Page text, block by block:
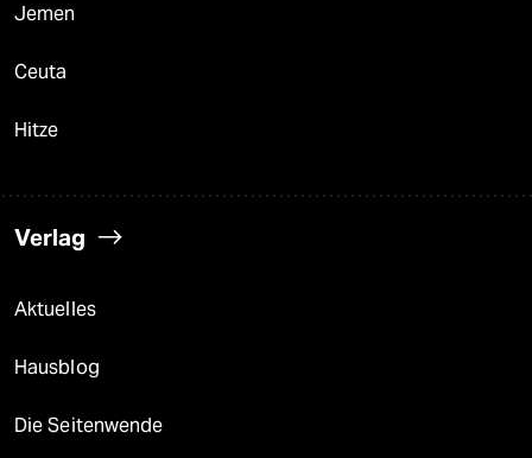
Jemen
Ceuta
Hitze
Verlag
Aktuelles
Hausblog
Die Seitenwende